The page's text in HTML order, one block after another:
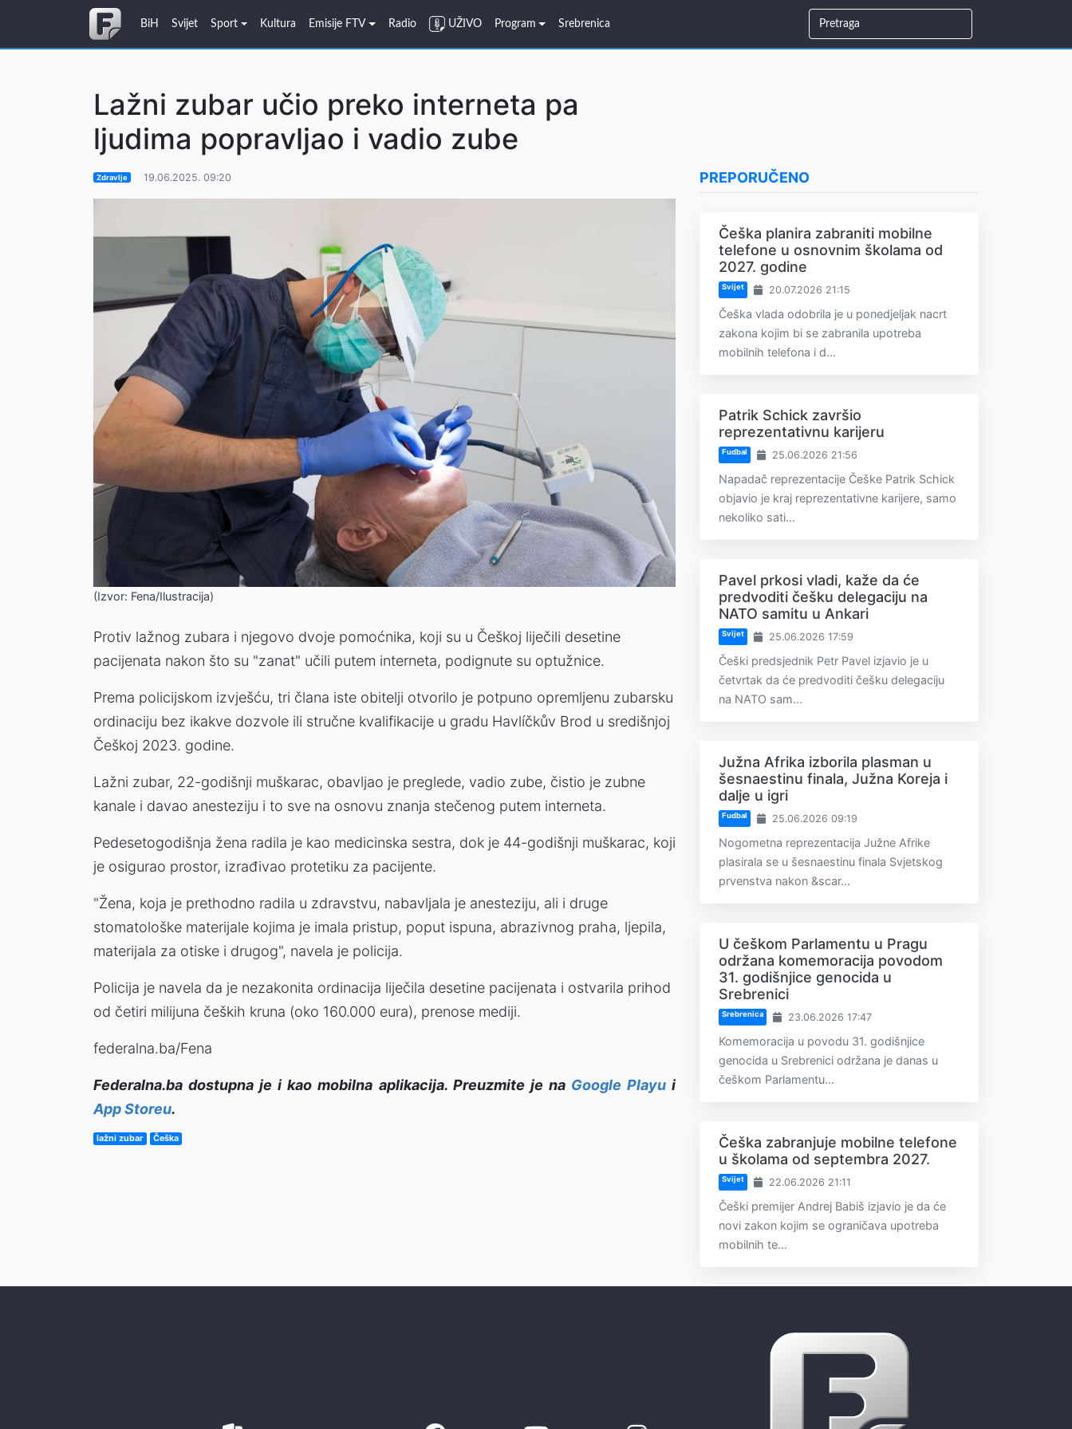
BiH Svijet Sport Kultura Emisije FTV Radio UŽIVO Program Srebrenica
Lažni zubar učio preko interneta pa
ljudima popravljao i vadio zube
Zdravlje 19.06.2025. 09:20
(Izvor: Fena/Ilustracija)
Protiv lažnog zubara i njegovo dvoje pomoćnika, koji su u Češkoj liječili desetine
pacijenata nakon što su "zanat" učili putem interneta, podignute su optužnice.
Prema policijskom izvješću, tri člana iste obitelji otvorilo je potpuno opremljenu zubarsku
ordinaciju bez ikakve dozvole ili stručne kvalifikacije u gradu Havlíčkův Brod u središnjoj
Češkoj 2023. godine.
Lažni zubar, 22-godišnji muškarac, obavljao je preglede, vadio zube, čistio je zubne
kanale i davao anesteziju i to sve na osnovu znanja stečenog putem interneta.
Pedesetogodišnja žena radila je kao medicinska sestra, dok je 44-godišnji muškarac, koji
je osigurao prostor, izrađivao protetiku za pacijente.
"Žena, koja je prethodno radila u zdravstvu, nabavljala je anesteziju, ali i druge
stomatološke materijale kojima je imala pristup, poput ispuna, abrazivnog praha, ljepila,
materijala za otiske i drugog", navela je policija.
Policija je navela da je nezakonita ordinacija liječila desetine pacijenata i ostvarila prihod
od četiri milijuna čeških kruna (oko 160.000 eura), prenose mediji.
federalna.ba/Fena
Federalna.ba dostupna je i kao mobilna aplikacija. Preuzmite je na Google Playui
App Storeu.
lažni zubar Češka
PREPORUČENO
Češka planira zabraniti mobilne
telefone u osnovnim školama od
2027. godine
Svijet 20.07.2026 21:15
Češka vlada odobrila je u ponedjeljak nacrt
zakona kojim bi se zabranila upotreba
mobilnih telefona i d...
Patrik Schick završio
reprezentativnu karijeru
Fudbal 25.06.2026 21:56
Napadač reprezentacije Češke Patrik Schick
objavio je kraj reprezentativne karijere, samo
nekoliko sati...
Pavel prkosi vladi, kaže da će
predvoditi češku delegaciju na
NATO samitu u Ankari
Svijet 25.06.2026 17:59
Češki predsjednik Petr Pavel izjavio je u
četvrtak da će predvoditi češku delegaciju
na NATO sam...
Južna Afrika izborila plasman u
šesnaestinu finala, Južna Koreja i
dalje u igri
Fudbal 25.06.2026 09:19
Nogometna reprezentacija Južne Afrike
plasirala se u šesnaestinu finala Svjetskog
prvenstva nakon &scar...
U češkom Parlamentu u Pragu
održana komemoracija povodom
31. godišnjice genocida u
Srebrenici
Srebrenica 23.06.2026 17:47
Komemoracija u povodu 31. godišnjice
genocida u Srebrenici održana je danas u
češkom Parlamentu...
Češka zabranjuje mobilne telefone
u školama od septembra 2027.
Svijet 22.06.2026 21:11
Češki premijer Andrej Babiš izjavio je da će
novi zakon kojim se ograničava upotreba
mobilnih te...